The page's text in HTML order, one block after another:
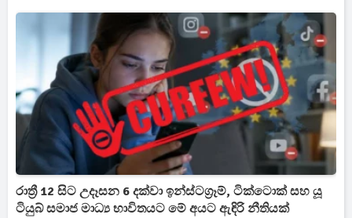
රාත්‍රී 12 සිට උදෑසන 6 දක්වා ඉන්ස්ටග්‍රෑම්, ටික්ටොක් සහ යූ
ටියුබ් සමාජ මාධ්‍ය භාවිතයට මේ අයට ඇඳිරි නීතියක්